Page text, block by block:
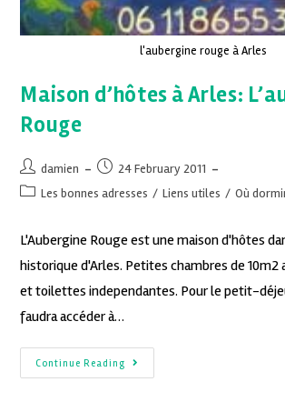
l'aubergine rouge à Arles
Maison d’hôtes à Arles:
Rouge
damien
24 February 2011
Les bonnes adresses / Liens utiles / Où
L'Aubergine Rouge est une maison d'hôtes
historique d'Arles. Petites chambres de 10m2
et toilettes independantes. Pour le petit-
faudra accéder à…
Continue Reading